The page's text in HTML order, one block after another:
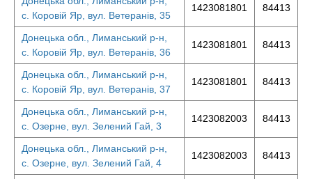
с. Коровій Яр, вул. Ветеранів, 35
1423081801 84413
Донецька обл., Лиманський р-н,
с. Коровій Яр, вул. Ветеранів, 36
1423081801 84413
Донецька обл., Лиманський р-н,
с. Коровій Яр, вул. Ветеранів, 37
1423081801 84413
Донецька обл., Лиманський р-н,
с. Озерне, вул. Зелений Гай, 3
1423082003 84413
Донецька обл., Лиманський р-н,
с. Озерне, вул. Зелений Гай, 4
1423082003 84413